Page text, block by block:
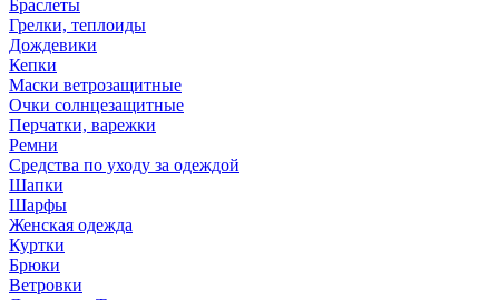
Браслеты
Грелки, теплоиды
Дождевики
Кепки
Маски ветрозащитные
Очки солнцезащитные
Перчатки, варежки
Ремни
Средства по уходу за одеждой
Шапки
Шарфы
Женская одежда
Куртки
Брюки
Ветровки